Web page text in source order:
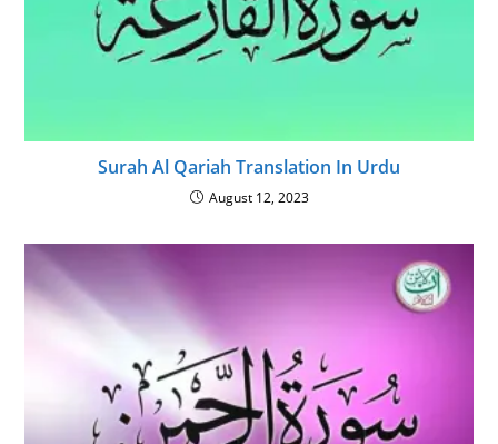
Surah Al Qariah Translation In Urdu
August 12, 2023